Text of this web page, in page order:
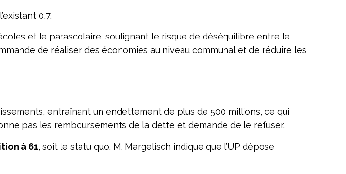
0,7.
et le parascolaire, soulignant le risque de déséquilibre entre le
de réaliser des économies au niveau communal et de réduire les
entraînant un endettement de plus de 500 millions, ce qui
pas les remboursements de la dette et demande de le refuser.
à 61, soit le statu quo. M. Margelisch indique que l’UP dépose